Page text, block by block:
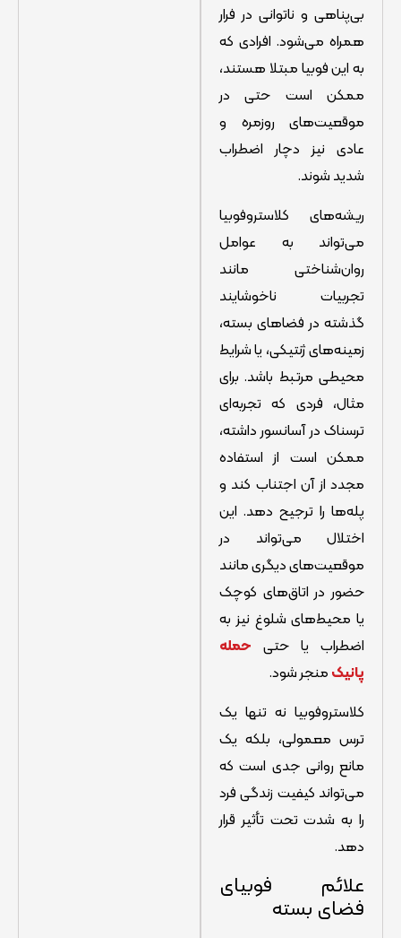
بی‌پناهی و ناتوانی در فرار
همراه می‌شود. افرادی که
به این فوبیا مبتلا هستند،
ممکن است حتی در
موقعیت‌های روزمره و
عادی نیز دچار اضطراب
شدید شوند.
ریشه‌های کلاستروفوبیا
می‌تواند به عوامل
روان‌شناختی مانند
تجربیات ناخوشایند
گذشته در فضاهای بسته،
زمینه‌های ژنتیکی، یا شرایط
محیطی مرتبط باشد. برای
مثال، فردی که تجربه‌ای
ترسناک در آسانسور داشته،
ممکن است از استفاده
مجدد از آن اجتناب کند و
پله‌ها را ترجیح دهد. این
اختلال می‌تواند در
موقعیت‌های دیگری مانند
حضور در اتاق‌های کوچک
یا محیط‌های شلوغ نیز به
اضطراب یا حتی حمله
پانیکمنجر شود.
کلاستروفوبیا نه تنها یک
ترس معمولی، بلکه یک
مانع روانی جدی است که
می‌تواند کیفیت زندگی فرد
را به شدت تحت تأثیر قرار
دهد.
علائم فوبیای
فضای بسته